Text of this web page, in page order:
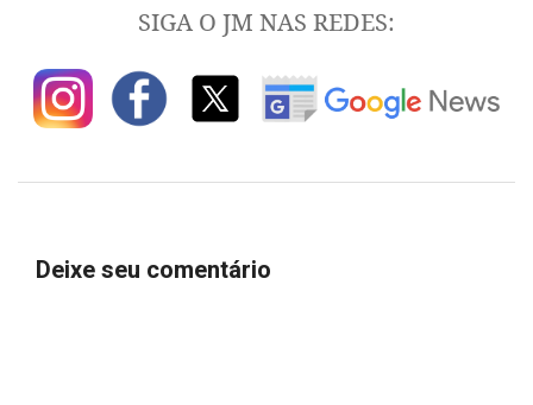
SIGA O JM NAS REDES:
Deixe seu comentário